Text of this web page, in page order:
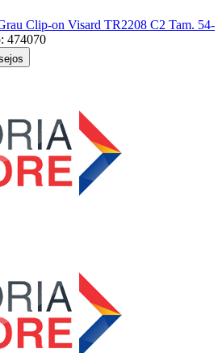
Clip-on Visard TR2208 C2 Tam. 54-
474070